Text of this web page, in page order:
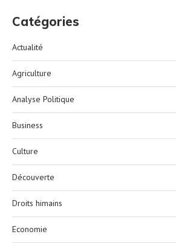
Catégories
Actualité
Agriculture
Analyse Politique
Business
Culture
Découverte
Droits himains
Economie